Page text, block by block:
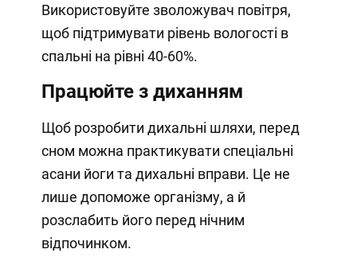
Використовуйте зволожувач повітря,
щоб підтримувати рівень вологості в
спальні на рівні 40-60%.
Працюйте з диханням
Щоб розробити дихальні шляхи, перед
сном можна практикувати спеціальні
асани йоги та дихальні вправи. Це не
лише допоможе організму, а й
розслабить його перед нічним
відпочинком.